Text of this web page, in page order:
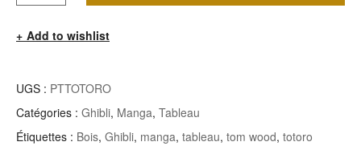
Tableau
Totoro
Add to wishlist
UGS : PTTOTORO
Catégories : Ghibli, Manga, Tableau
Étiquettes : Bois, Ghibli, manga, tableau, tom wood, totoro